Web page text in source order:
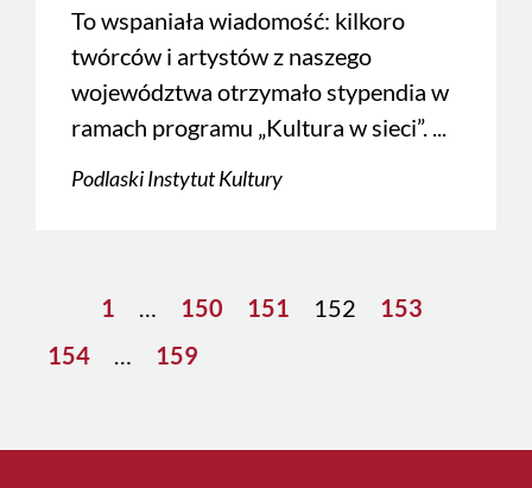
To wspaniała wiadomość: kilkoro
twórców i artystów z naszego
województwa otrzymało stypendia w
ramach programu „Kultura w sieci”. ...
Podlaski Instytut Kultury
1 … 150 151 152
153
154
… 159